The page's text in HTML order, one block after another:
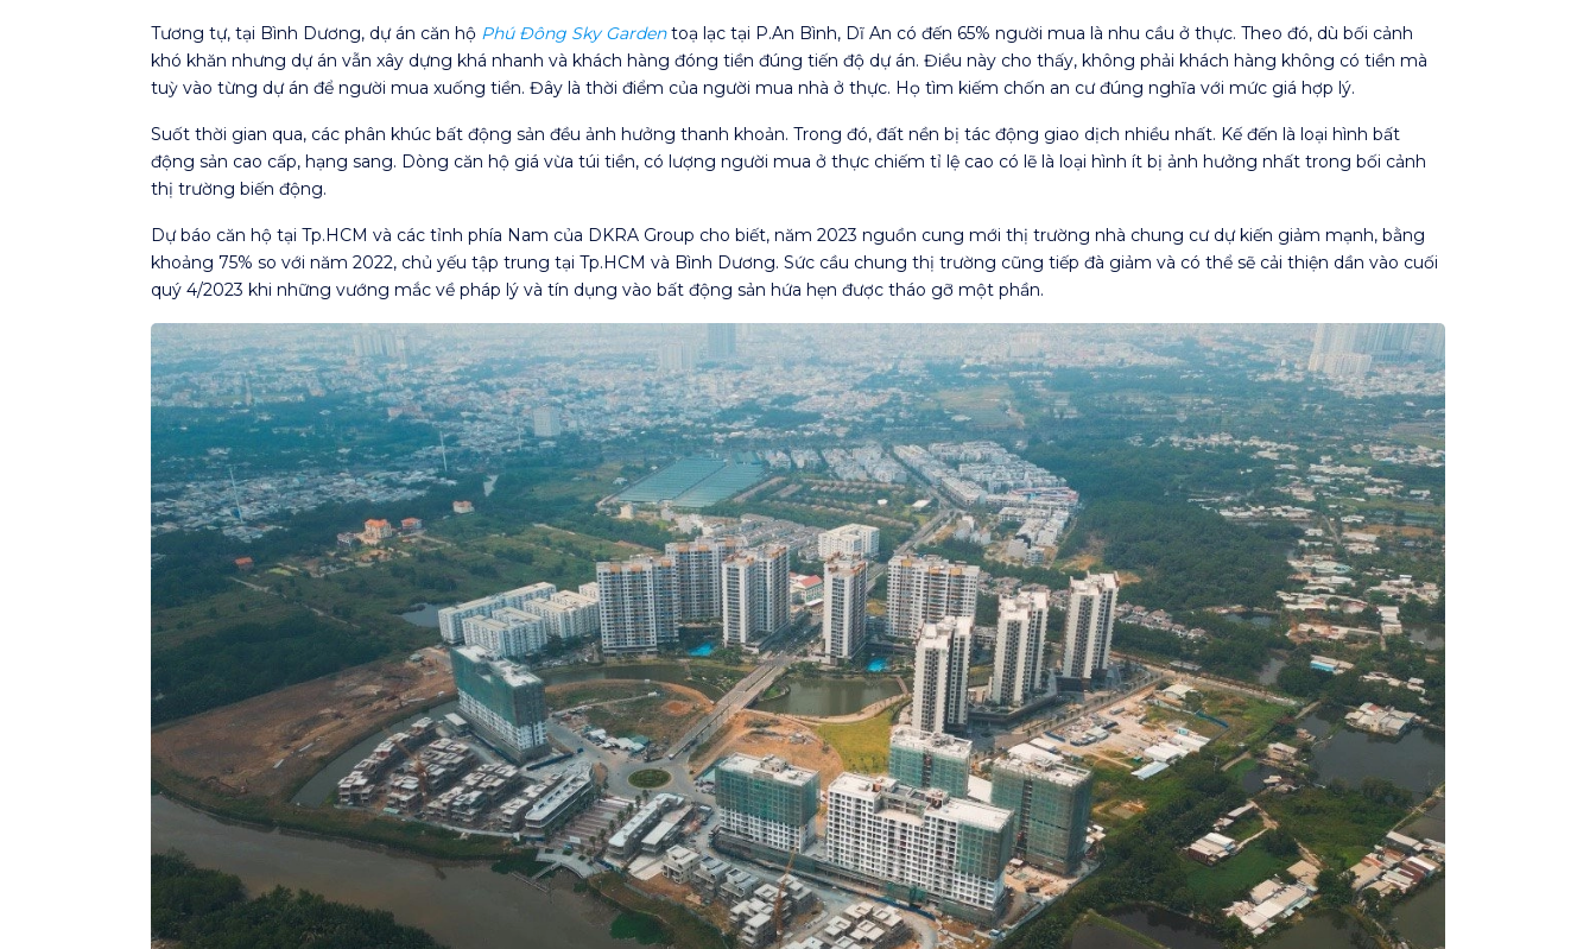
Tương tự, tại Bình Dương, dự án căn hộ Phú Đông Sky Gardentoạ lạc tại P.An Bình, Dĩ An có đến 65% người mua là nhu cầu ở thực. Theo đó, dù bối cảnh
khó khăn nhưng dự án vẫn xây dựng khá nhanh và khách hàng đóng tiền đúng tiến độ dự án. Điều này cho thấy, không phải khách hàng không có tiền mà
tuỳ vào từng dự án để người mua xuống tiền. Đây là thời điểm của người mua nhà ở thực. Họ tìm kiếm chốn an cư đúng nghĩa với mức giá hợp lý.
Suốt thời gian qua, các phân khúc bất động sản đều ảnh hưởng thanh khoản. Trong đó, đất nền bị tác động giao dịch nhiều nhất. Kế đến là loại hình bất
động sản cao cấp, hạng sang. Dòng căn hộ giá vừa túi tiền, có lượng người mua ở thực chiếm tỉ lệ cao có lẽ là loại hình ít bị ảnh hưởng nhất trong bối cảnh
thị trường biến động.
Dự báo căn hộ tại Tp.HCM và các tỉnh phía Nam của DKRA Group cho biết, năm 2023 nguồn cung mới thị trường nhà chung cư dự kiến giảm mạnh, bằng
khoảng 75% so với năm 2022, chủ yếu tập trung tại Tp.HCM và Bình Dương. Sức cầu chung thị trường cũng tiếp đà giảm và có thể sẽ cải thiện dần vào cuối
quý 4/2023 khi những vướng mắc về pháp lý và tín dụng vào bất động sản hứa hẹn được tháo gỡ một phần.